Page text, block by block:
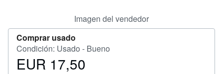
Imagen del vendedor
Comprar usado
Condición: Usado - Bueno
Precio
EUR 17,50